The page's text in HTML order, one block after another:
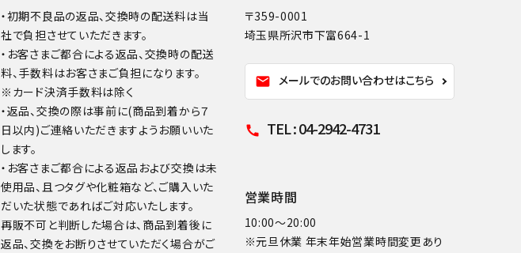
・初期不良品の返品、交換時の配送料は当
社で負担させていただきます。
・お客さまご都合による返品、交換時の配送
料、手数料はお客さまご負担になります。
※カード決済手数料は除く
・返品、交換の際は事前に(商品到着から７
日以内)ご連絡いただきますようお願いいた
します。
・お客さまご都合による返品および交換は未
使用品、且つタグや化粧箱など、ご購入いた
だいた状態であればご対応いたします。
再販不可と判断した場合は、商品到着後に
返品、交換をお断りさせていただく場合がご
〒359-0001
埼玉県所沢市下富664-1
mail メールでのお問い合わせはこちら
call TEL : 04-2942-4731
営業時間
10:00～20:00
※元旦休業 年末年始営業時間変更あり